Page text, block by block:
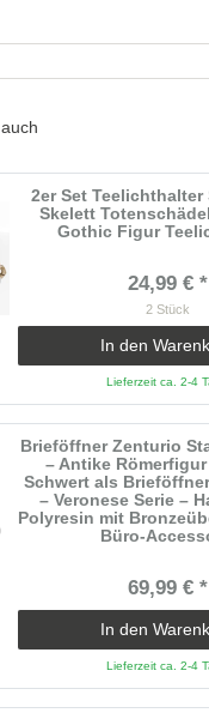
2er Set Teelichthalter
Skelett
Gothic Figur
24,99 € *
2 Stück
In den
Lieferzeit ca. 2-4
Brieföffner Zenturio
– Antike
Schwert als
– Veronese Serie –
Polyresin mit
Büro-
69,99 € *
In den
Lieferzeit ca. 2-4